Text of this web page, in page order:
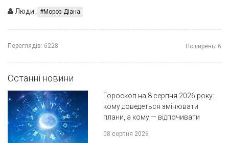
Люди: Мороз Діана
Переглядів: 6228 Поширень: 6
Останні новини
Гороскоп на 8 серпня 2026 року:
кому доведеться змінювати
плани, а кому — відпочивати
08 серпня 2026